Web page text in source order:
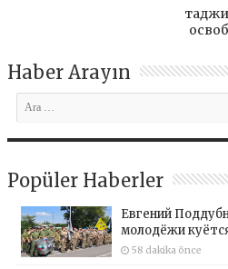
Haber Arayın
Popüler Haberler
Евгений
молодёжи
58 dakika önce